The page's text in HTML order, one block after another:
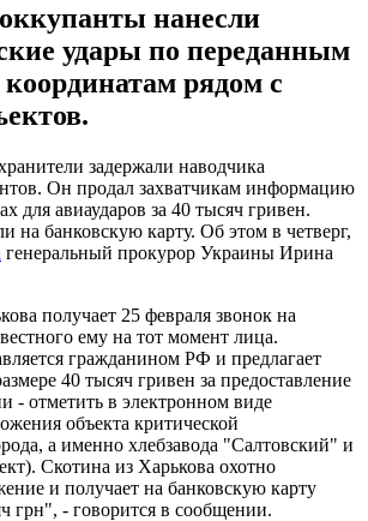
нанесли
удары по переданным
рядом с
задержали наводчика
Он продал захватчикам информацию
для авиаударов за 40 тысяч гривен.
на банковскую карту. Об этом в четверг,
генеральный прокурор Украины Ирина
получает 25 февраля звонок на
ему на тот момент лица.
гражданином РФ и предлагает
40 тысяч гривен за предоставление
- отметить в электронном виде
объекта критической
а именно хлебзавода "Салтовский" и
Скотина из Харькова охотно
и получает на банковскую карту
грн", - говорится в сообщении.